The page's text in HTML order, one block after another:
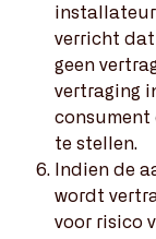
installateur
verricht dat
geen
vertraging
consument
te stellen.
Indien de
wordt
voor risico